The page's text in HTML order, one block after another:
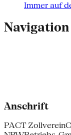
Immer auf
Navigation
Anschrift
PACT Zollverein